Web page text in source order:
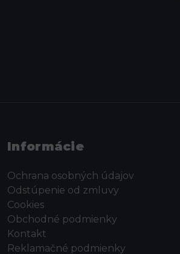
Informácie
Ochrana osobných údajov
Odstúpenie od zmluvy
Cookies
Obchodné podmienky
Kontakt
Reklamačné podmienky